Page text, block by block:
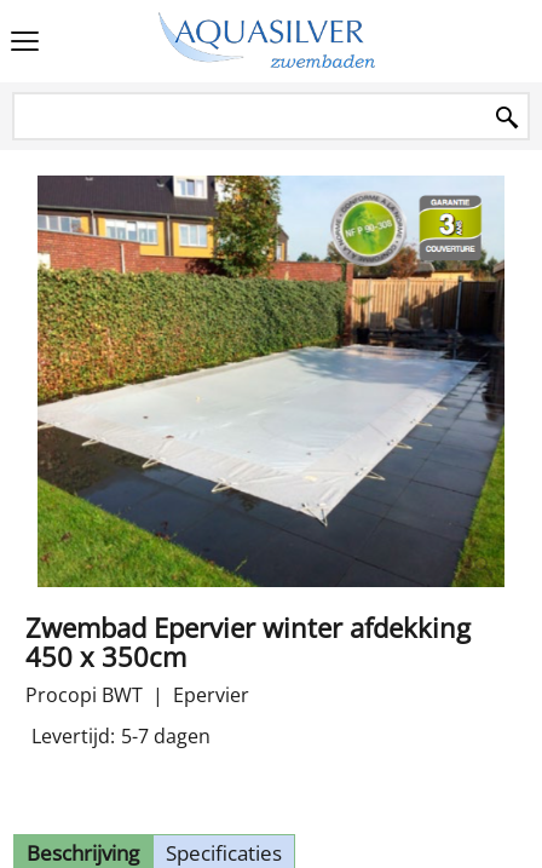
Zwembad Epervier winter afdekking
450 x 350cm
Procopi BWT
Epervier
Levertijd: 5-7 dagen
Beschrijving Specificaties